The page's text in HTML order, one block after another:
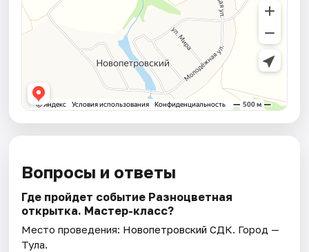
Вопросы и ответы
Где пройдет событие Разноцветная
открытка. Мастер-класс?
Место проведения: Новопетровский СДК. Город —
Тула.